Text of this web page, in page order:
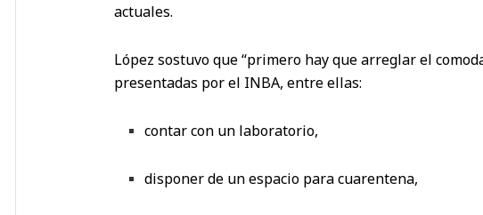
actuales.
López sostuvo que “primero hay que arreglar el
presentadas por el INBA, entre ellas:
contar con un laboratorio,
disponer de un espacio para cuarentena,